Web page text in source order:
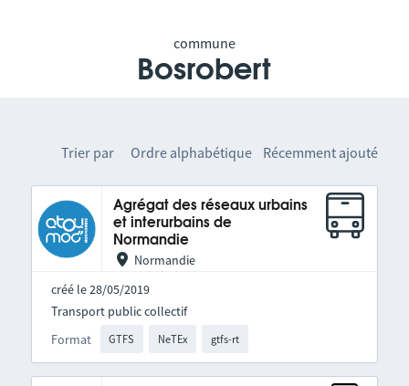
commune
Bosrobert
Trier par Ordre alphabétique Récemment ajouté
Agrégat des réseaux urbains
et interurbains de
Normandie
Normandie
créé le 28/05/2019
Format GTFS NeTEx gtfs-rt
Transport public collectif